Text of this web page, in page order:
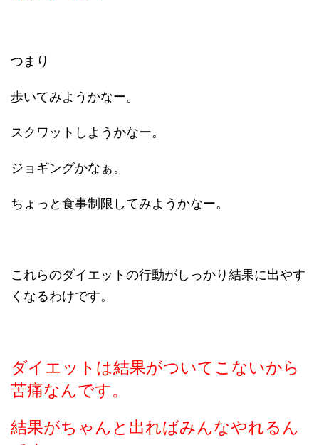
つまり
歩いてみようかなー。
スクワットしようかなー。
ジョギングかなぁ。
ちょっと食事制限してみようかなー。
これらのダイエットの行動がしっかり結果に出やす
くなるわけです。
ダイエットは結果がついてこないから
苦痛なんです。
結果がちゃんと出ればみんなやれるん